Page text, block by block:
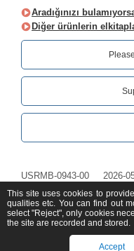
Aradığınızı
Diğer ürünlerin
USRMB-0943-00 2026-
This site uses cookies to
qualities etc. You can find out
select "Reject", only cookies
the site are recorded and stored.
Accept